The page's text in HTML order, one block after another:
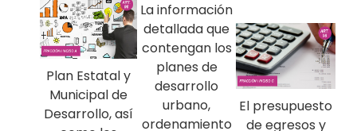
Plan Estatal y
Municipal de
Desarrollo, así
La información
detallada que
contengan los
planes de
desarrollo
urbano,
ordenamiento
El presupuesto
de egresos y